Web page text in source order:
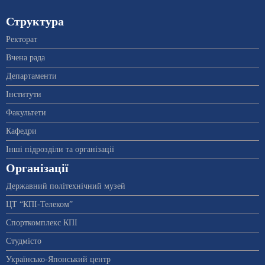
Структура
Ректорат
Вчена рада
Департаменти
Інститути
Факультети
Кафедри
Інші підрозділи та організації
Організації
Державний політехнічний музей
ЦТ “КПІ-Телеком”
Спорткомплекс КПІ
Студмісто
Українсько-Японський центр